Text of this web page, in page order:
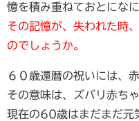
憶を積み重ねておとにな
その記憶が、失われた時
のでしょうか。
６０歳還暦の祝いには、
その意味は、ズバリ赤ち
現在の60歳はまだまだ元